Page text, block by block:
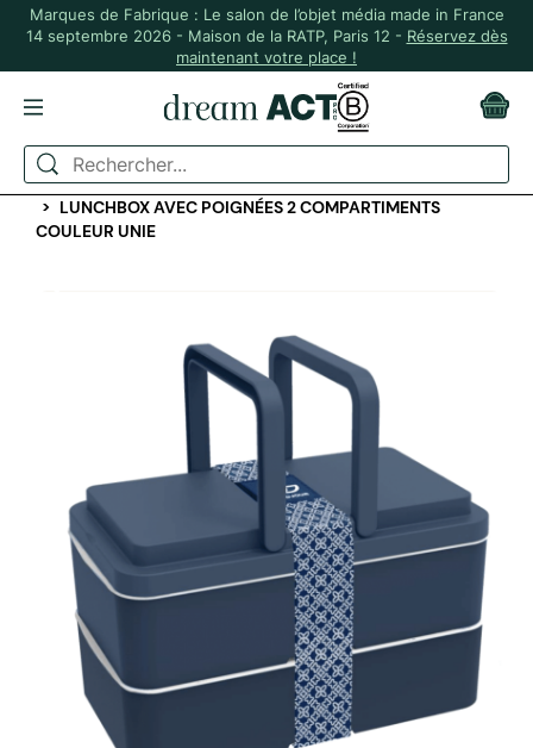
Marques de Fabrique : Le salon de l’objet média made in France
14 septembre 2026 - Maison de la RATP, Paris 12 - Réservez dès
maintenant votre place !
ACCUEIL
BUREAU
BENTOS, LUNCHBOX ET SACS À REPAS
LUNCHBOX AVEC POIGNÉES 2 COMPARTIMENTS
COULEUR UNIE